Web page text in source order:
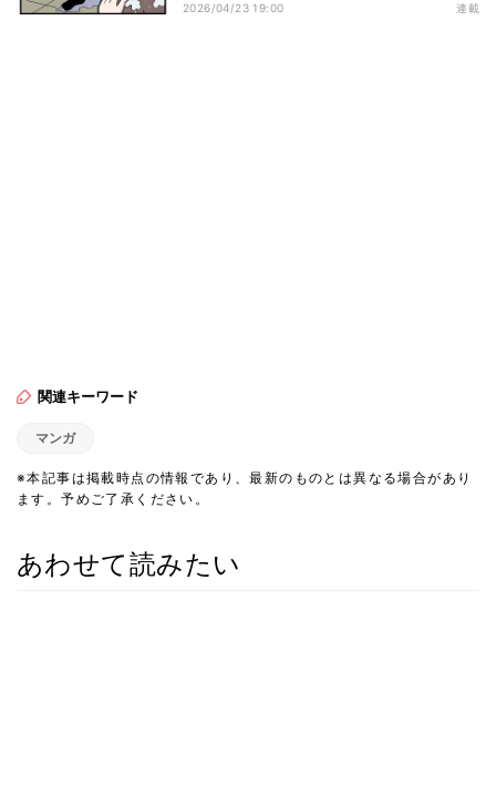
2026/04/23 19:00 連載
関連キーワード
マンガ
※本記事は掲載時点の情報であり、最新のものとは異なる場合があり
ます。予めご了承ください。
あわせて読みたい